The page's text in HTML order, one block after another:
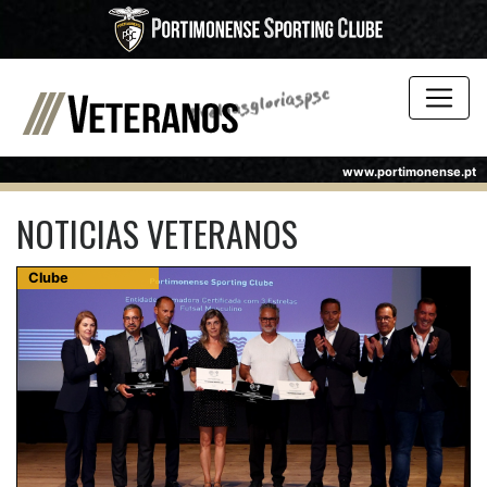
www.portimonense.pt
NOTICIAS VETERANOS
Clube